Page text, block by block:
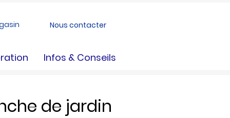
Nous contacter
Infos & Conseils
de jardin